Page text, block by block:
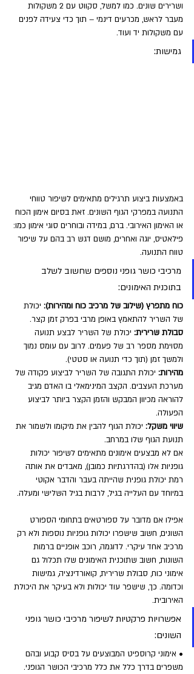
ושרירים שונים. כמו למשל, סקווט עם 2 משקולות
מעבר לראש, מכרעים דינמי – תוך כדי צעידה לפנים
עם משקולות יד ועוד.
גמישות:
באמצעות ביצוע תרגילים מתאימים לשיפור טווחי
התנועה במפרקי הגוף השונים. זאת בסיום אימון הכוח
או האימון האירובי. ברם, במידה ובוחרים סוגי אימון כמו:
פילאטיס, יוגה ואחרים, מושם דגש רב בהם על שיפור
טווח התנועה.
מרכיבי כושר גופני נוספים שחשוב לשלב
בתוכנית האימונים:
כוח מתפרץ (שילוב של מרכיב כוח ומהירות): יכולת
של השריר להתאמץ באופן מרבי בפרק זמן קצר.
סבולת שרירית: יכולת של השריר לבצע תנועה
מסוימת מספר רב של פעמים. לרוב עם עומס נמוך
ולמשך זמן (תוך כדי תנועה או סטטי).
מהירות: יכולת התגובה של השריר לביצוע פקודה של
מערכת העצבים. הקצב המינימאלי בו האדם מגיב
להוראה מכיוון המבקש והזמן הקצר ביותר לביצוע
הפעולה.
שיווי משקל: יכולת הגוף להבין את מיקומו ולשמור את
תנועת הגוף שלו במרחב.
אם לא מבצעים אימונים מתאימים לשיפור יכולות
גופניות אלו (בהדרגתיות כמובן), מאבדים את אותה
רמת יכולת גופנית שהייתה בעבר והדבר אקוטי
במיוחד עם העלייה בגיל, לרבות בגיל השלישי ומעלה.
אפילו אם מדובר על ספורטאים בתחומי הספורט
השונים, חשוב שישפרו יכולות גופניות נוספות ולא רק
מרכיב אחד עיקרי. לדוגמה, רוכב אופניים ברמות
השונות, חשוב שתוכנית האימונים שלו תכלול גם
אימוני כוח, סבולת שרירית, קואורדינציה, גמישות
וכדומה. כך, שישפר עוד יכולות ולא בעיקר את היכולת
האירובית.
אפשרויות פרקטיות לשיפור מרכיבי כושר גופני
השונים:
• אימוני קרוספיט המבוצעים על בסיס קבוע ובהם
משפרים בדרך כלל את כלל מרכיבי הכושר הגופני.